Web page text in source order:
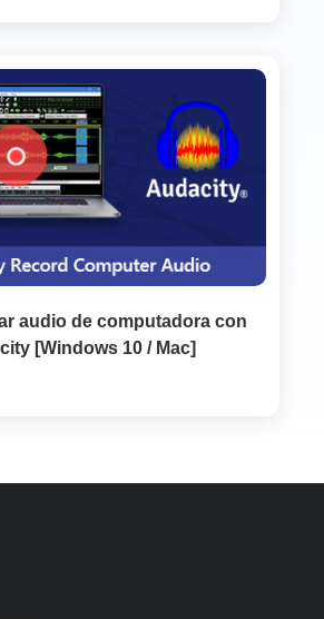
audio de computadora con
[Windows 10 / Mac]